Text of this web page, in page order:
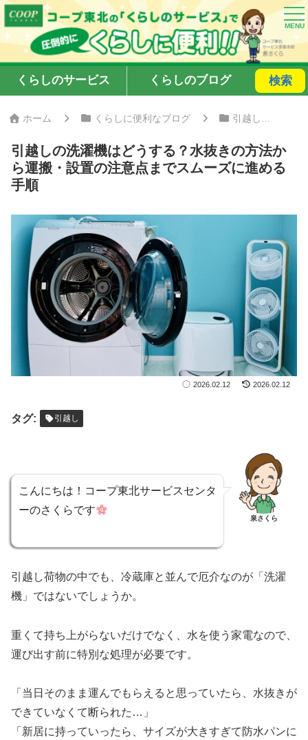
くらしのサービス くらしのブログ 検索
ホーム くらしに便利なブログ 引越しの洗濯機はどうする？水抜きの方法から運搬・設置の注意点までスムーズに進める手順
引越しの洗濯機はどうする？水抜きの方法か
ら運搬・設置の注意点までスムーズに進める
手順
2026.02.12 2026.02.12
タグ: 引越し
こんにちは！コープ東北サービスセンタ
ーのさくらです
泉さくら
引越し荷物の中でも、冷蔵庫と並んで厄介なのが「洗濯
機」ではないでしょうか。
重くて持ち上がらないだけでなく、水を使う家電なので、
運び出す前に特別な処理が必要です。
「当日そのまま運んでもらえると思っていたら、水抜きが
できていなくて断られた…」
「新居に持っていったら、サイズが大きすぎて防水パンに